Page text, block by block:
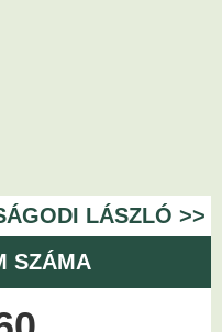
LÁSZLÓ >>
SZÁMA